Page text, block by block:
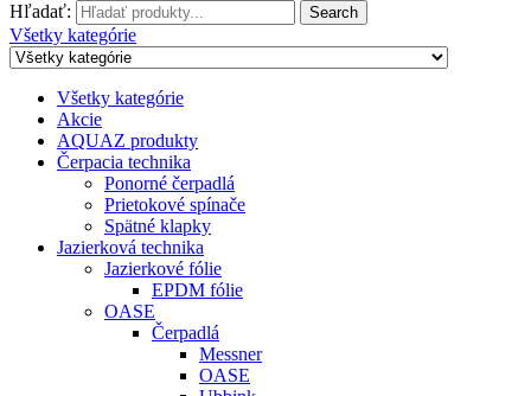
Hľadať: Search
Všetky kategórie
Všetky kategórie
Akcie
AQUAZ produkty
Čerpacia technika
Ponorné čerpadlá
Prietokové spínače
Spätné klapky
Jazierková technika
Jazierkové fólie
EPDM fólie
OASE
Čerpadlá
Messner
OASE